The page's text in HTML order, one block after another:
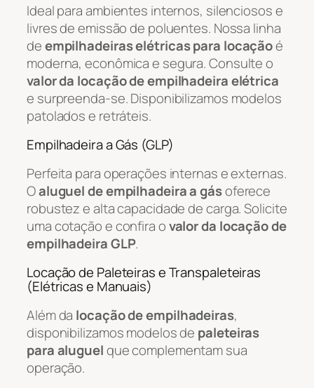
Ideal para ambientes internos, silenciosos e
livres de emissão de poluentes. Nossa linha
deempilhadeiras elétricas para locaçãoé
moderna, econômica e segura. Consulte o
valor da locação de empilhadeira elétrica
e surpreenda-se. Disponibilizamos modelos
patolados e retráteis.
Empilhadeira a Gás (GLP)
Perfeita para operações internas e externas.
Oaluguel de empilhadeira a gásoferece
robustez e alta capacidade de carga. Solicite
uma cotação e confira ovalor da locação de
empilhadeira GLP.
Locação de Paleteiras e Transpaleteiras
(Elétricas e Manuais)
Além da locação de empilhadeiras,
disponibilizamos modelos de paleteiras
para aluguelque complementam sua
operação.